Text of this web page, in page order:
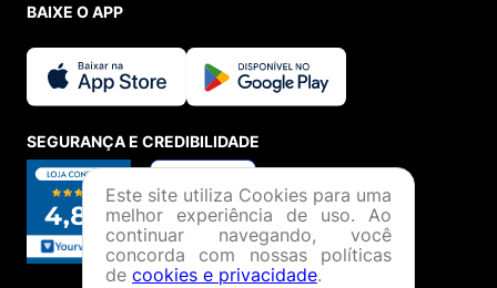
BAIXE O APP
SEGURANÇA E CREDIBILIDADE
Este site utiliza Cookies para uma
melhor experiência de uso. Ao
continuar navegando, você
concorda com nossas políticas
de cookies e privacidade.